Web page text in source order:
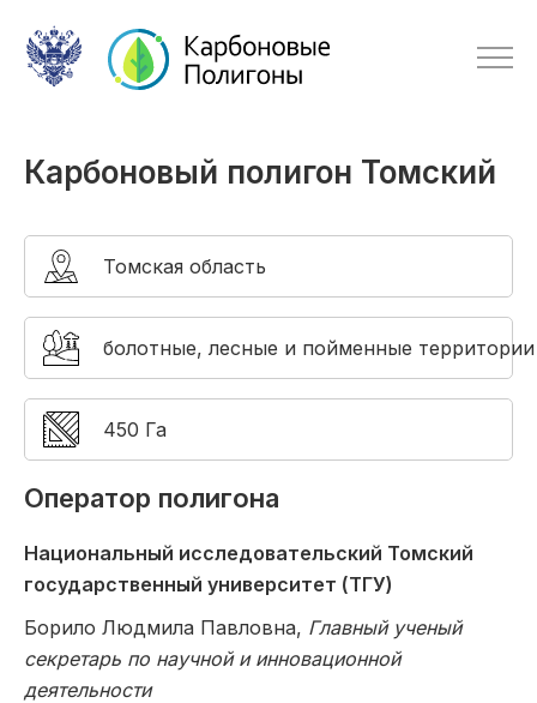
Карбоновый полигон Томский
Томская область
болотные, лесные и пойменные территории
450 Га
Оператор полигона
Национальный исследовательский Томский
государственный университет (ТГУ)
Борило Людмила Павловна, Главный ученый
секретарь по научной и инновационной
деятельности